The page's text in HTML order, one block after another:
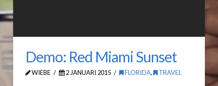
Demo: Red Miami Sunset
WIEBE 2 JANUARI 2015 FLORIDA, TRAVEL